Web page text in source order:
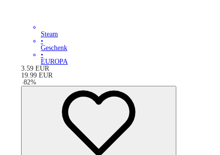
Steam
•
Geschenk
•
EUROPA
3.59 EUR
19.99 EUR
-82%